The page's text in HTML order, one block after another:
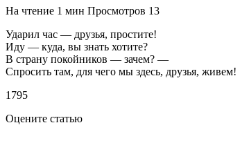
На чтение 1 мин Просмотров 13
Ударил час — друзья, простите!
Иду — куда, вы знать хотите?
В страну покойников — зачем? —
Спросить там, для чего мы здесь, друзья, живем!
1795
Оцените статью